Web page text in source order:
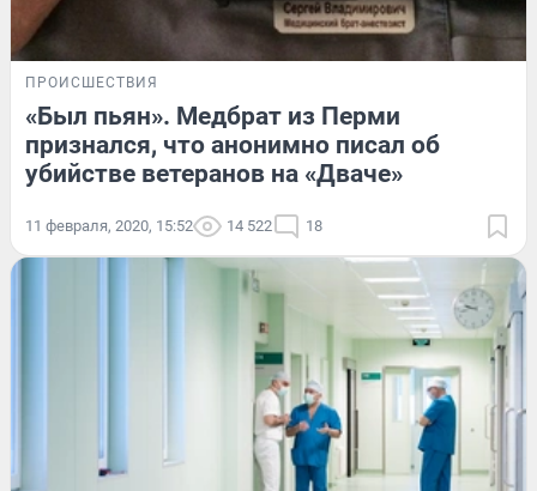
ПРОИСШЕСТВИЯ
«Был пьян». Медбрат из Перми
признался, что анонимно писал об
убийстве ветеранов на «Дваче»
11 февраля, 2020, 15:52 14 522 18